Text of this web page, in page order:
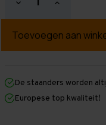
Hoeveelheid
verlagen
Grootvakstelling
mm
mm
x
400
Hoeveelheid
verhogen
mm
mm
400
De staanders worden
Europese top kwaliteit!